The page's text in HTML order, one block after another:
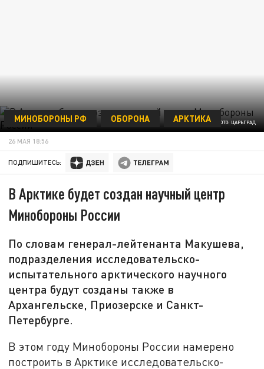
ФОТО: ЦАРЬГРАД
МИНОБОРОНЫ РФ ОБОРОНА АРКТИКА
26 МАЯ 18:56
ПОДПИШИТЕСЬ:
В Арктике будет создан научный центр
Минобороны России
По словам генерал-лейтенанта Макушева,
подразделения исследовательско-
испытательного арктического научного
центра будут созданы также в
Архангельске, Приозерске и Санкт-
Петербурге.
В этом году Минобороны России намерено
построить в Арктике исследовательско-